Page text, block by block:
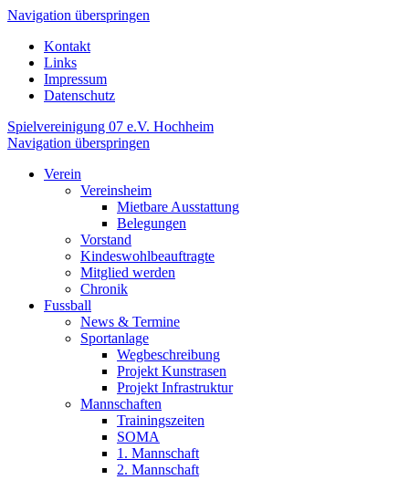
Navigation überspringen
Kontakt
Links
Impressum
Datenschutz
Spielvereinigung 07 e.V. Hochheim
Navigation überspringen
Verein
Vereinsheim
Mietbare Ausstattung
Belegungen
Vorstand
Kindeswohlbeauftragte
Mitglied werden
Chronik
Fussball
News & Termine
Sportanlage
Wegbeschreibung
Projekt Kunstrasen
Projekt Infrastruktur
Mannschaften
Trainingszeiten
SOMA
1. Mannschaft
2. Mannschaft